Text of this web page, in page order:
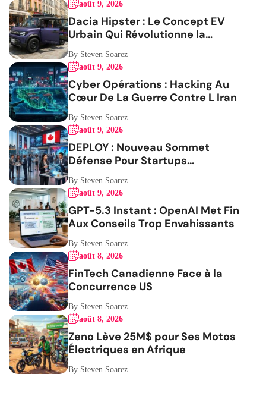
août 9, 2026
Dacia Hipster : Le Concept EV
Urbain Qui Révolutionne la
Mobilité
By Steven Soarez
août 9, 2026
Cyber Opérations : Hacking Au
Cœur De La Guerre Contre L Iran
By Steven Soarez
août 9, 2026
DEPLOY : Nouveau Sommet
Défense Pour Startups
Canadiennes
By Steven Soarez
août 9, 2026
GPT-5.3 Instant : OpenAI Met Fin
Aux Conseils Trop Envahissants
By Steven Soarez
août 8, 2026
FinTech Canadienne Face à la
Concurrence US
By Steven Soarez
août 8, 2026
Zeno Lève 25M$ pour Ses Motos
Électriques en Afrique
By Steven Soarez